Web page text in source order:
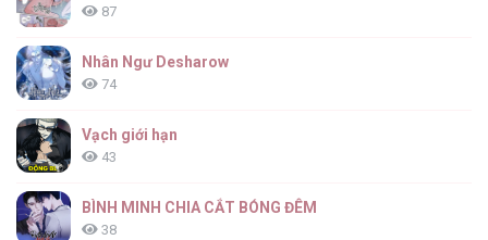
87
Nhân Ngư Desharow
74
Vạch giới hạn
43
BÌNH MINH CHIA CẮT BÓNG ĐÊM
38